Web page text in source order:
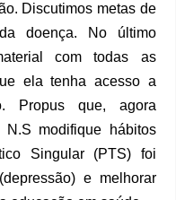
Discutimos metas de
doença. No último
com todas as
ela tenha acesso a
Propus que, agora
N.S modifique hábitos
Singular (PTS) foi
e melhorar